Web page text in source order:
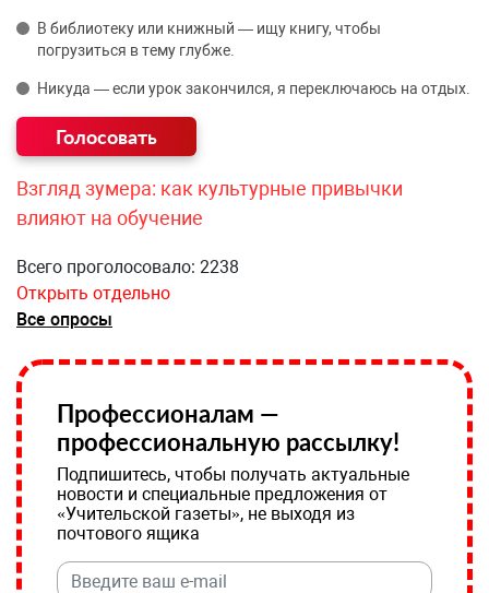
В библиотеку или книжный — ищу книгу, чтобы
погрузиться в тему глубже.
Никуда — если урок закончился, я переключаюсь на отдых.
Взгляд зумера: как культурные привычки
влияют на обучение
Всего проголосовало: 2238
Открыть отдельно
Все опросы
Профессионалам —
профессиональную рассылку!
Подпишитесь, чтобы получать актуальные
новости и специальные предложения от
«Учительской газеты», не выходя из
почтового ящика